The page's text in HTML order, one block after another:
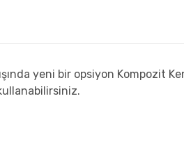
yeni bir opsiyon Kompozit